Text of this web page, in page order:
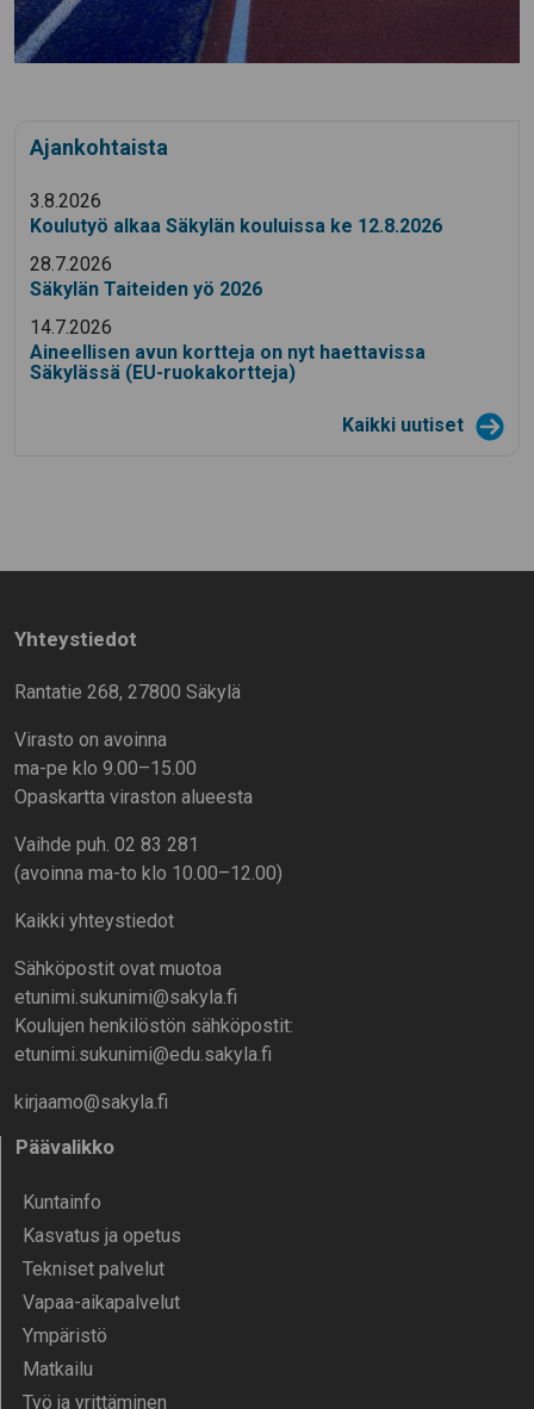
Ajankohtaista
3.8.2026
Koulutyö alkaa Säkylän kouluissa ke 12.8.2026
28.7.2026
Säkylän Taiteiden yö 2026
14.7.2026
Aineellisen avun kortteja on nyt haettavissa
Säkylässä (EU-ruokakortteja)
Kaikki uutiset
Yhteystiedot
Rantatie 268, 27800 Säkylä
Virasto on avoinna
ma-pe klo 9.00–15.00
Opaskartta viraston alueesta
Vaihde puh. 02 83 281
(avoinna ma-to klo 10.00–12.00)
Kaikki yhteystiedot
Sähköpostit ovat muotoa
etunimi.sukunimi@sakyla.fi
Koulujen henkilöstön sähköpostit:
etunimi.sukunimi@edu.sakyla.fi
kirjaamo@sakyla.fi
Päävalikko
Kunta­info
Kasvatus ja opetus
Tekniset palvelut
Vapaa-aika­palvelut
Ympä­ristö
Mat­kailu
Työ ja yrittä­minen